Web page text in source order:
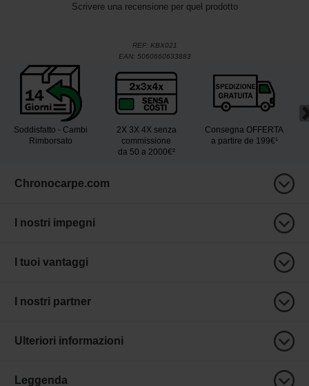
Scrivere una recensione per quel prodotto
REF: KBX021
EAN: 5060660633883
Soddisfatto - Cambi
Rimborsato
2X 3X 4X senza
commissione
da 50 a 2000€²
Consegna OFFERTA
a partire de 199€¹
Chronocarpe.com
I nostri impegni
I tuoi vantaggi
I nostri partner
Ulteriori informazioni
Leggenda